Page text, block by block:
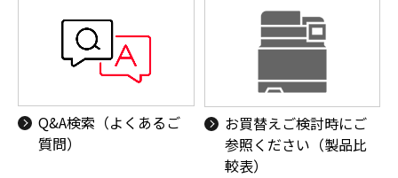
Q&A検索（よくあるご
質問）
お買替えご検討時にご
参照ください（製品比
較表）